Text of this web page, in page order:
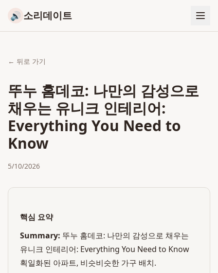
🔊 소리데이트
← 뒤로 가기
뚜누 홈데코: 나만의 감성으로
채우는 유니크 인테리어:
Everything You Need to
Know
5/10/2026
핵심 요약
Summary: 뚜누 홈데코: 나만의 감성으로 채우는
유니크 인테리어: Everything You Need to Know
획일화된 아파트, 비슷비슷한 가구 배치.